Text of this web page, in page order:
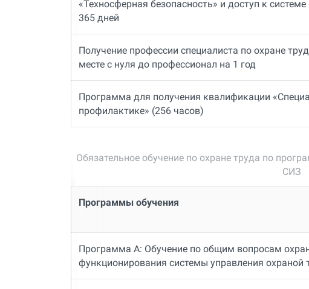
«Техносферная безопасность» и доступ к
365 дней
Получение профессии специалиста по охране
месте с нуля до профессионал на 1 год
Программа для получения квалификации
профилактике» (256 часов)
Обязательное обучение по охране труда по
СИЗ
Программы обучения
Программа А: Обучение по общим вопросам
функционирования системы управления охраной